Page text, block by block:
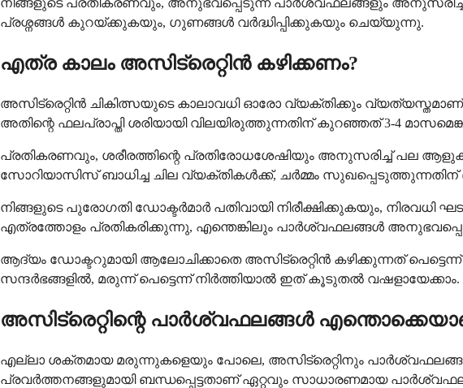
നിങ്ങളുടെ പ്രതികരണവും, അനുഭവപ്പെടുന്ന പാർശ്വഫലങ്ങളും
പ്രശ്നങ്ങൾ കുറയ്ക്കുകയും, ഗുണങ്ങൾ വർദ്ധിപ്പിക്കുകയും ചെയ്യുന്നു.
എത്ര കാലം അസിട്രെറ്റിൻ കഴിക്കണം?
അസിട്രെറ്റിൻ ചികിത്സയുടെ കാലാവധി ഓരോ വ്യക്തിക്കും
അതിന്റെ ഫലപ്രാപ്തി ശരിയായി വിലയിരുത്തുന്നതിന് കുറഞ്ഞത് 3-4
പ്രതികരണവും, ശരീരത്തിന്റെ പ്രതിരോധശേഷിയും അനുസരിച്ച് പല
സോറിയാസിസ് ബാധിച്ച ചില വ്യക്തികൾക്ക്, ചർമ്മം സുഖപ്പെടുത്തുന്നതിന്
നിങ്ങളുടെ പുരോഗതി ഡോക്ടർമാർ പതിവായി നിരീക്ഷിക്കുകയും, നിരവധി
എത്രത്തോളം പ്രതികരിക്കുന്നു, എന്തെങ്കിലും പാർശ്വഫലങ്ങൾ
ആദ്യം ഡോക്ടറുമായി ആലോചിക്കാതെ അസിട്രെറ്റിൻ കഴിക്കുന്നത്
സന്ദർഭങ്ങളിൽ, മരുന്ന് പെട്ടെന്ന് നിർത്തിയാൽ ഇത് കൂടുതൽ വഷളായേക്കാം.
അസിട്രെറ്റിന്റെ പാർശ്വഫലങ്ങൾ
എല്ലാ ശക്തമായ മരുന്നുകളെയും പോലെ, അസിട്രെറ്റിനും പാർശ്വഫലങ്ങൾ
പ്രവർത്തനങ്ങളുമായി ബന്ധപ്പെട്ടതാണ് ഏറ്റവും സാധാരണമായ